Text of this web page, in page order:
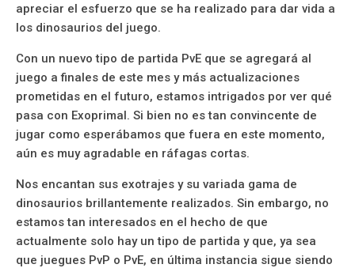
apreciar el esfuerzo que se ha realizado para dar vida a
los dinosaurios del juego.
Con un nuevo tipo de partida PvE que se agregará al
juego a finales de este mes y más actualizaciones
prometidas en el futuro, estamos intrigados por ver qué
pasa con Exoprimal. Si bien no es tan convincente de
jugar como esperábamos que fuera en este momento,
aún es muy agradable en ráfagas cortas.
Nos encantan sus exotrajes y su variada gama de
dinosaurios brillantemente realizados. Sin embargo, no
estamos tan interesados en el hecho de que
actualmente solo hay un tipo de partida y que, ya sea
que juegues PvP o PvE, en última instancia sigue siendo